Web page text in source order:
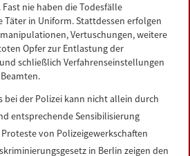
Fast nie haben die Todesfälle
Täter in Uniform. Stattdessen erfolgen
Vertuschungen, weitere
Opfer zur Entlastung der
schließlich Verfahrenseinstellungen
bei der Polizei kann nicht allein durch
entsprechende Sensibilisierung
von Polizeigewerkschaften
in Berlin zeigen den